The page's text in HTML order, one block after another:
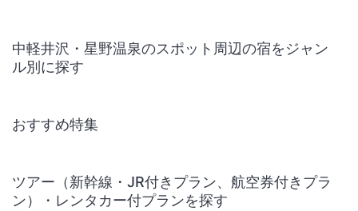
中軽井沢・星野温泉のスポット周辺の宿をジャン
ル別に探す
おすすめ特集
ツアー（新幹線・JR付きプラン、航空券付きプラ
ン）・レンタカー付プランを探す